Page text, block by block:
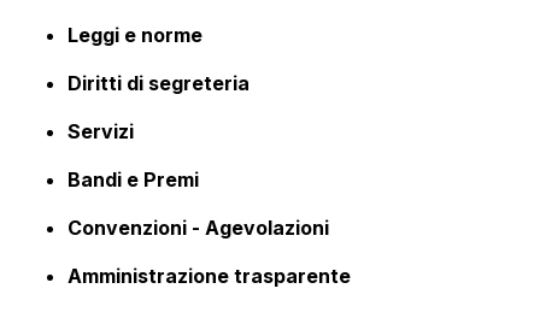
Leggi e norme
Diritti di segreteria
Servizi
Bandi e Premi
Convenzioni - Agevolazioni
Amministrazione trasparente